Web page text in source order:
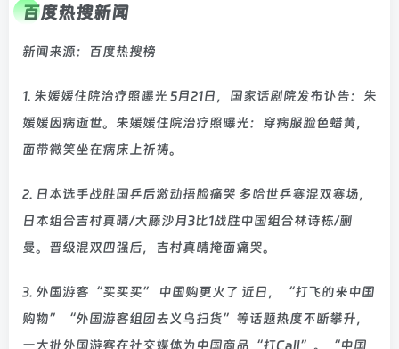
百度热搜新闻
新闻来源：百度热搜榜
1. 朱媛媛住院治疗照曝光 5月21日，国家话剧院发布讣告：朱
媛媛因病逝世。朱媛媛住院治疗照曝光：穿病服脸色蜡黄，
面带微笑坐在病床上祈祷。
2. 日本选手战胜国乒后激动捂脸痛哭 多哈世乒赛混双赛场，
日本组合吉村真晴/大藤沙月3比1战胜中国组合林诗栋/蒯
曼。晋级混双四强后，吉村真晴掩面痛哭。
3. 外国游客“买买买” 中国购更火了 近日，“打飞的来中国
购物”“外国游客组团去义乌扫货”等话题热度不断攀升，
一大批外国游客在社交媒体为中国商品“打Call”。“中国